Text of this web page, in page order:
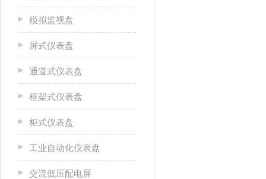
模拟监视盘
屏式仪表盘
通道式仪表盘
框架式仪表盘
柜式仪表盘
工业自动化仪表盘
交流低压配电屏